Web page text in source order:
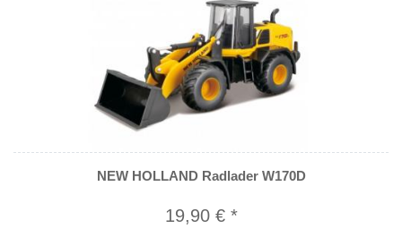
NEW HOLLAND Radlader W170D
19,90 € *